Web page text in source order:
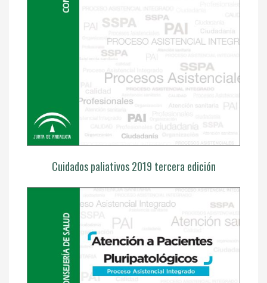
Cuidados paliativos 2019 tercera edición